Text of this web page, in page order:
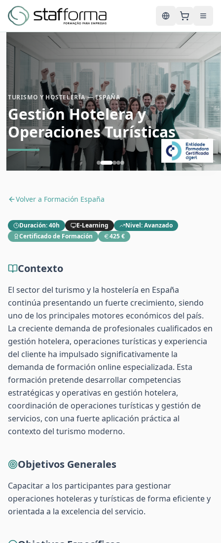
English
TURISMO Y HOSTELERÍA — ESPAÑA
Gestión Hotelera y
Operaciones Turísticas
Volver a Formación España
Duración:40h E-Learning Nivel:Avanzado
Certificado de Formación
425 €
Contexto
El sector del turismo y la hostelería en España
continúa presentando un fuerte crecimiento, siendo
uno de los principales motores económicos del país.
La creciente demanda de profesionales cualificados en
gestión hotelera, operaciones turísticas y experiencia
del cliente ha impulsado significativamente la
demanda de formación online especializada. Esta
formación pretende desarrollar competencias
estratégicas y operativas en gestión hotelera,
coordinación de operaciones turísticas y gestión de
servicios, con una fuerte aplicación práctica al
contexto del turismo moderno.
Objetivos Generales
Capacitar a los participantes para gestionar
operaciones hoteleras y turísticas de forma eficiente y
orientada a la excelencia del servicio.